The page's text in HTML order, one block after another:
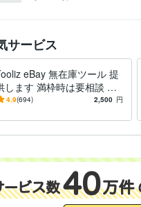
サービス
eBay 無在庫ツール 提
します 満枠時は要相談 フ
マ/ECサイト 高速出品 自動
4.9(694) 2,500 円